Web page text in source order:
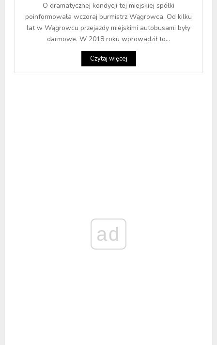
O dramatycznej kondycji tej miejskiej spółki
poinformowała wczoraj burmistrz Wągrowca. Od kilku
lat w Wągrowcu przejazdy miejskimi autobusami były
darmowe. W 2018 roku wprowadził to...
Czytaj więcej
ad